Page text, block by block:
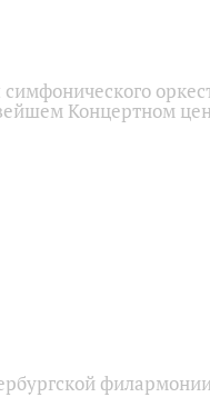
Концертном